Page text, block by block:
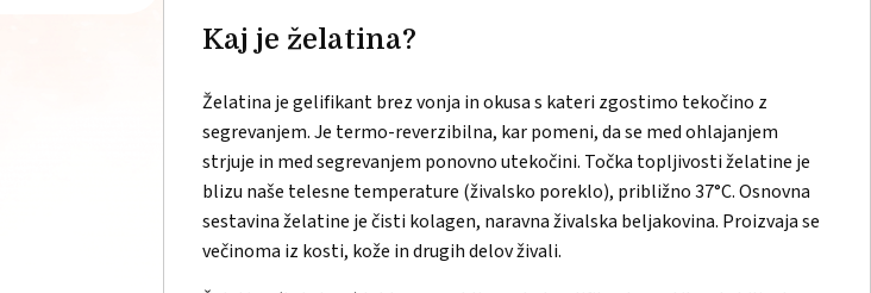
Kaj je želatina?
Želatina je gelifikant brez vonja in okusa s kateri zgostimo tekočino z
segrevanjem. Je termo-reverzibilna, kar pomeni, da se med ohlajanjem
strjuje in med segrevanjem ponovno utekočini. Točka topljivosti želatine je
blizu naše telesne temperature (živalsko poreklo), približno 37°C. Osnovna
sestavina želatine je čisti kolagen, naravna živalska beljakovina. Proizvaja se
večinoma iz kosti, kože in drugih delov živali.